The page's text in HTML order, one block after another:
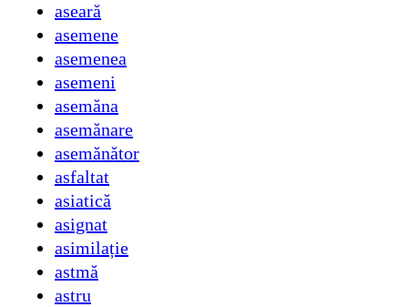
aseară
asemene
asemenea
asemeni
asemăna
asemănare
asemănător
asfaltat
asiatică
asignat
asimilație
astmă
astru